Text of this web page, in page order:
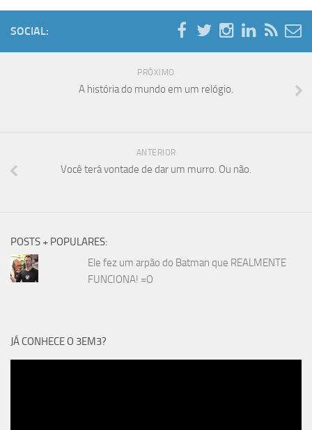
SOCIAL:
PRÓXIMO
A história do mundo em um relógio.
ANTERIOR
Você terá vontade de dar um murro. Ou não.
POSTS + POPULARES:
Ele fez um arpão do Batman que REALMENTE
FUNCIONA! =O
JÁ CONHECE O 3EM3?